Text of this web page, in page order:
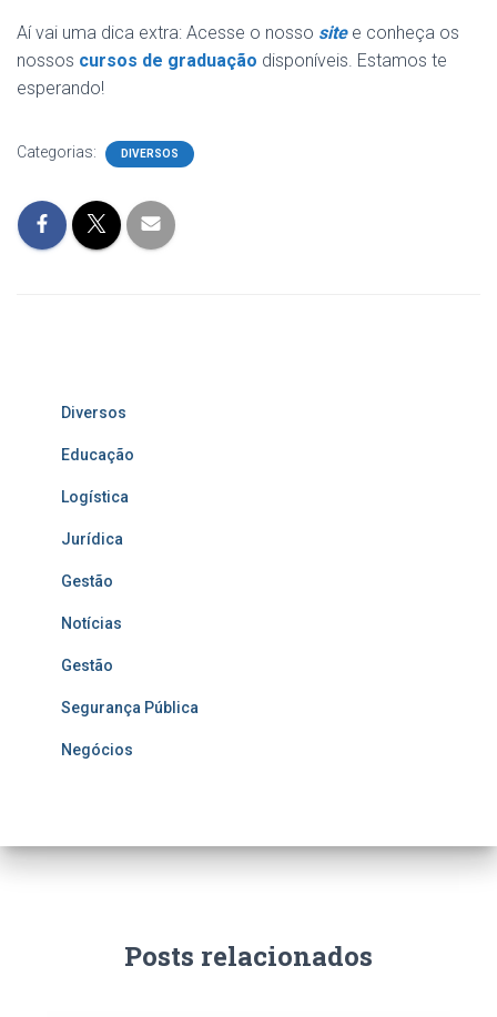
Aí vai uma dica extra: Acesse o nosso site e conheça os
nossos cursos de graduação disponíveis. Estamos te
esperando!
Categorias: DIVERSOS
Diversos
Educação
Logística
Jurídica
Gestão
Notícias
Gestão
Segurança Pública
Negócios
Posts relacionados